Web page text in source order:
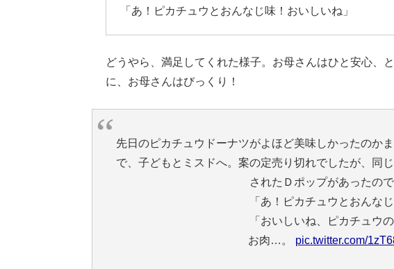
「あ！ピカチュウとおんなじ味！おいしいね」
どうやら、満足してくれた様子。お母さんはひと安心、
に、お母さんはびっくり！
先日のピカチュウドーナツがよほど美味しかったのか
で、子どもとミスドへ。案の定売り切れでしたが、同
されたＤポップがあったので
「あ！ピカチュウとおんなじ
「おいしいね、ピカチュウの
お肉…。 pic.twitter.com/